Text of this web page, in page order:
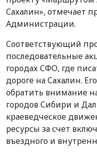
Сахалин», отмечает
Администрации.
Соответствующий
последовательные
городах СФО, где
дороге на Сахалин.
обратить внимание
городов Сибири и
краеведческое
ресурсы за счет
въездного и